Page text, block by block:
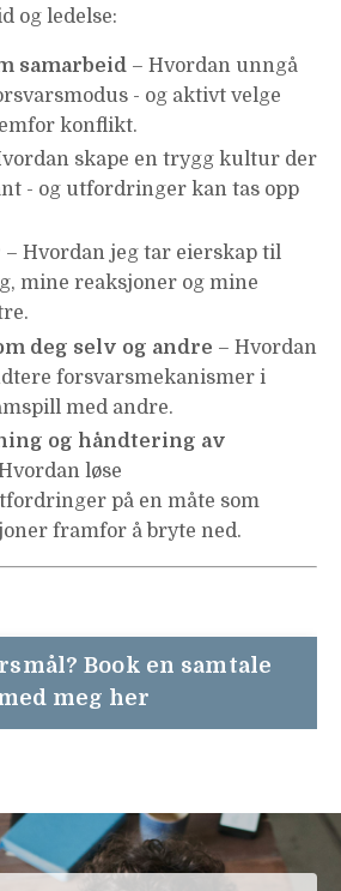
og ledelse:
samarbeid – Hvordan unngå
- og aktivt velge
konflikt.
skape en trygg kultur der
- og utfordringer kan tas opp
– Hvordan jeg tar eierskap til
mine reaksjoner og mine
deg selv og andre – Hvordan
forsvarsmekanismer i
med andre.
og håndtering av
løse
på en måte som
framfor å bryte ned.
Book en samtale
meg her